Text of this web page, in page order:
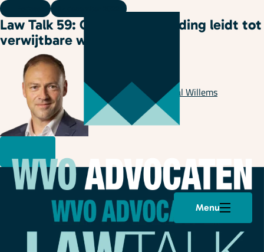
Menu
Law Talk 59: Concurrentiebeding leidt tot
verwijtbare werkloosheid?
Geschreven door Pascal Willems